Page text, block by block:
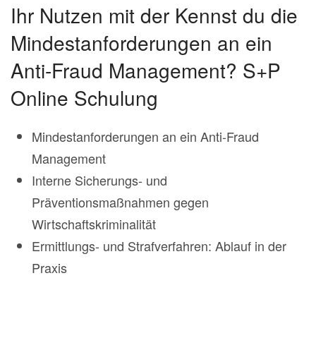
Ihr Nutzen mit der Kennst du die
Mindestanforderungen an ein
Anti-Fraud Management? S+P
Online Schulung
Mindestanforderungen an ein Anti-Fraud
Management
Interne Sicherungs- und
Präventionsmaßnahmen gegen
Wirtschaftskriminalität
Ermittlungs- und Strafverfahren: Ablauf in der
Praxis